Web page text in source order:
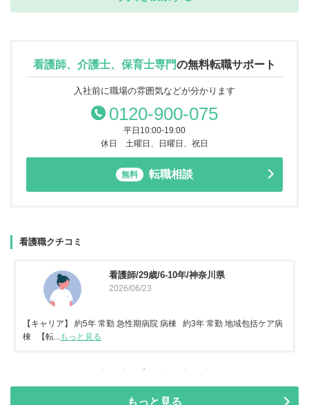
看護師、介護士、保育士専門の無料転職サポート
入社前に職場の雰囲気などが分かります
0120-900-075
平日10:00-19:00
休日 土曜日、日曜日、祝日
無料 転職相談
看護職クチコミ
看護師/29歳/6-10年/神奈川県
2026/06/23
【キャリア】 約5年 常勤 急性期病院 病棟 約3年 常勤 地域包括ケア病
棟 【転...もっと見る
もっと見る